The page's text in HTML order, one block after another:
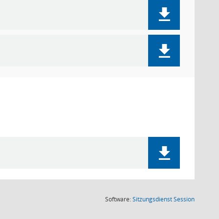
Software:SitzungsdienstSession(Wird in